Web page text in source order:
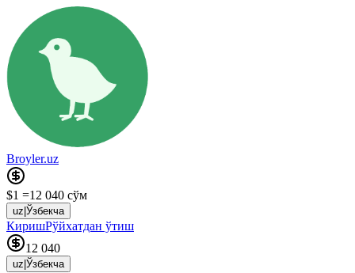
Broyler.uz
$1 =12 040 сўм
uz Ўзбекча
КиришРўйхатдан ўтиш
12 040
uz Ўзбекча